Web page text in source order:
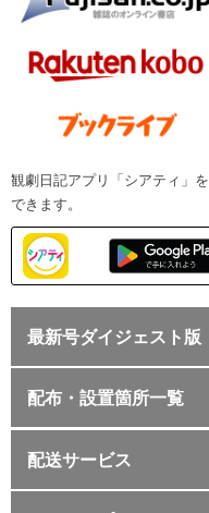
観劇日記アプリ「シアティ」
できます。
最新号ダイジェスト版
配布・設置箇所一覧
配送サービス